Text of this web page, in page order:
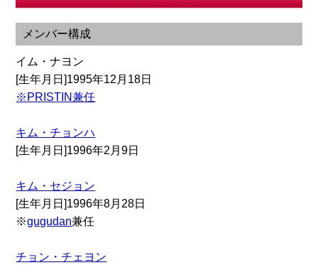
メンバー構成
イム・ナヨン
[生年月日]1995年12月18日
※PRISTIN兼任
キム・チョンハ
[生年月日]1996年2月9日
キム・セジョン
[生年月日]1996年8月28日
※gugudan兼任
チョン・チェヨン